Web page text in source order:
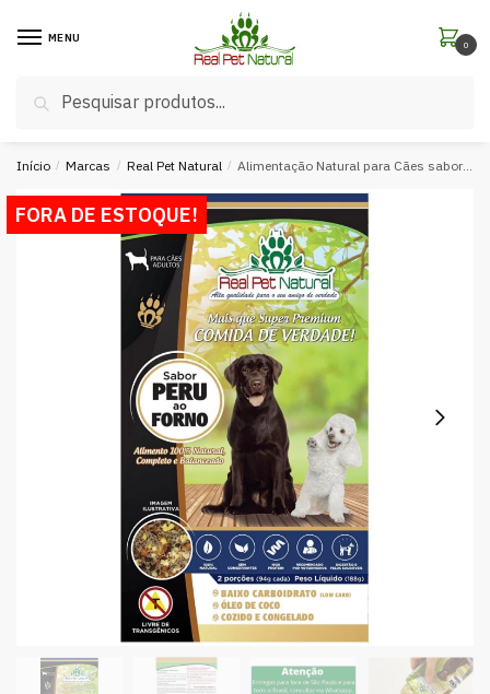
MENU
Pesquisar
0
Início / Marcas / Real Pet Natural / Alimentação Natural para Cães sabor Peru ao Forno (188g)
FORA DE ESTOQUE!